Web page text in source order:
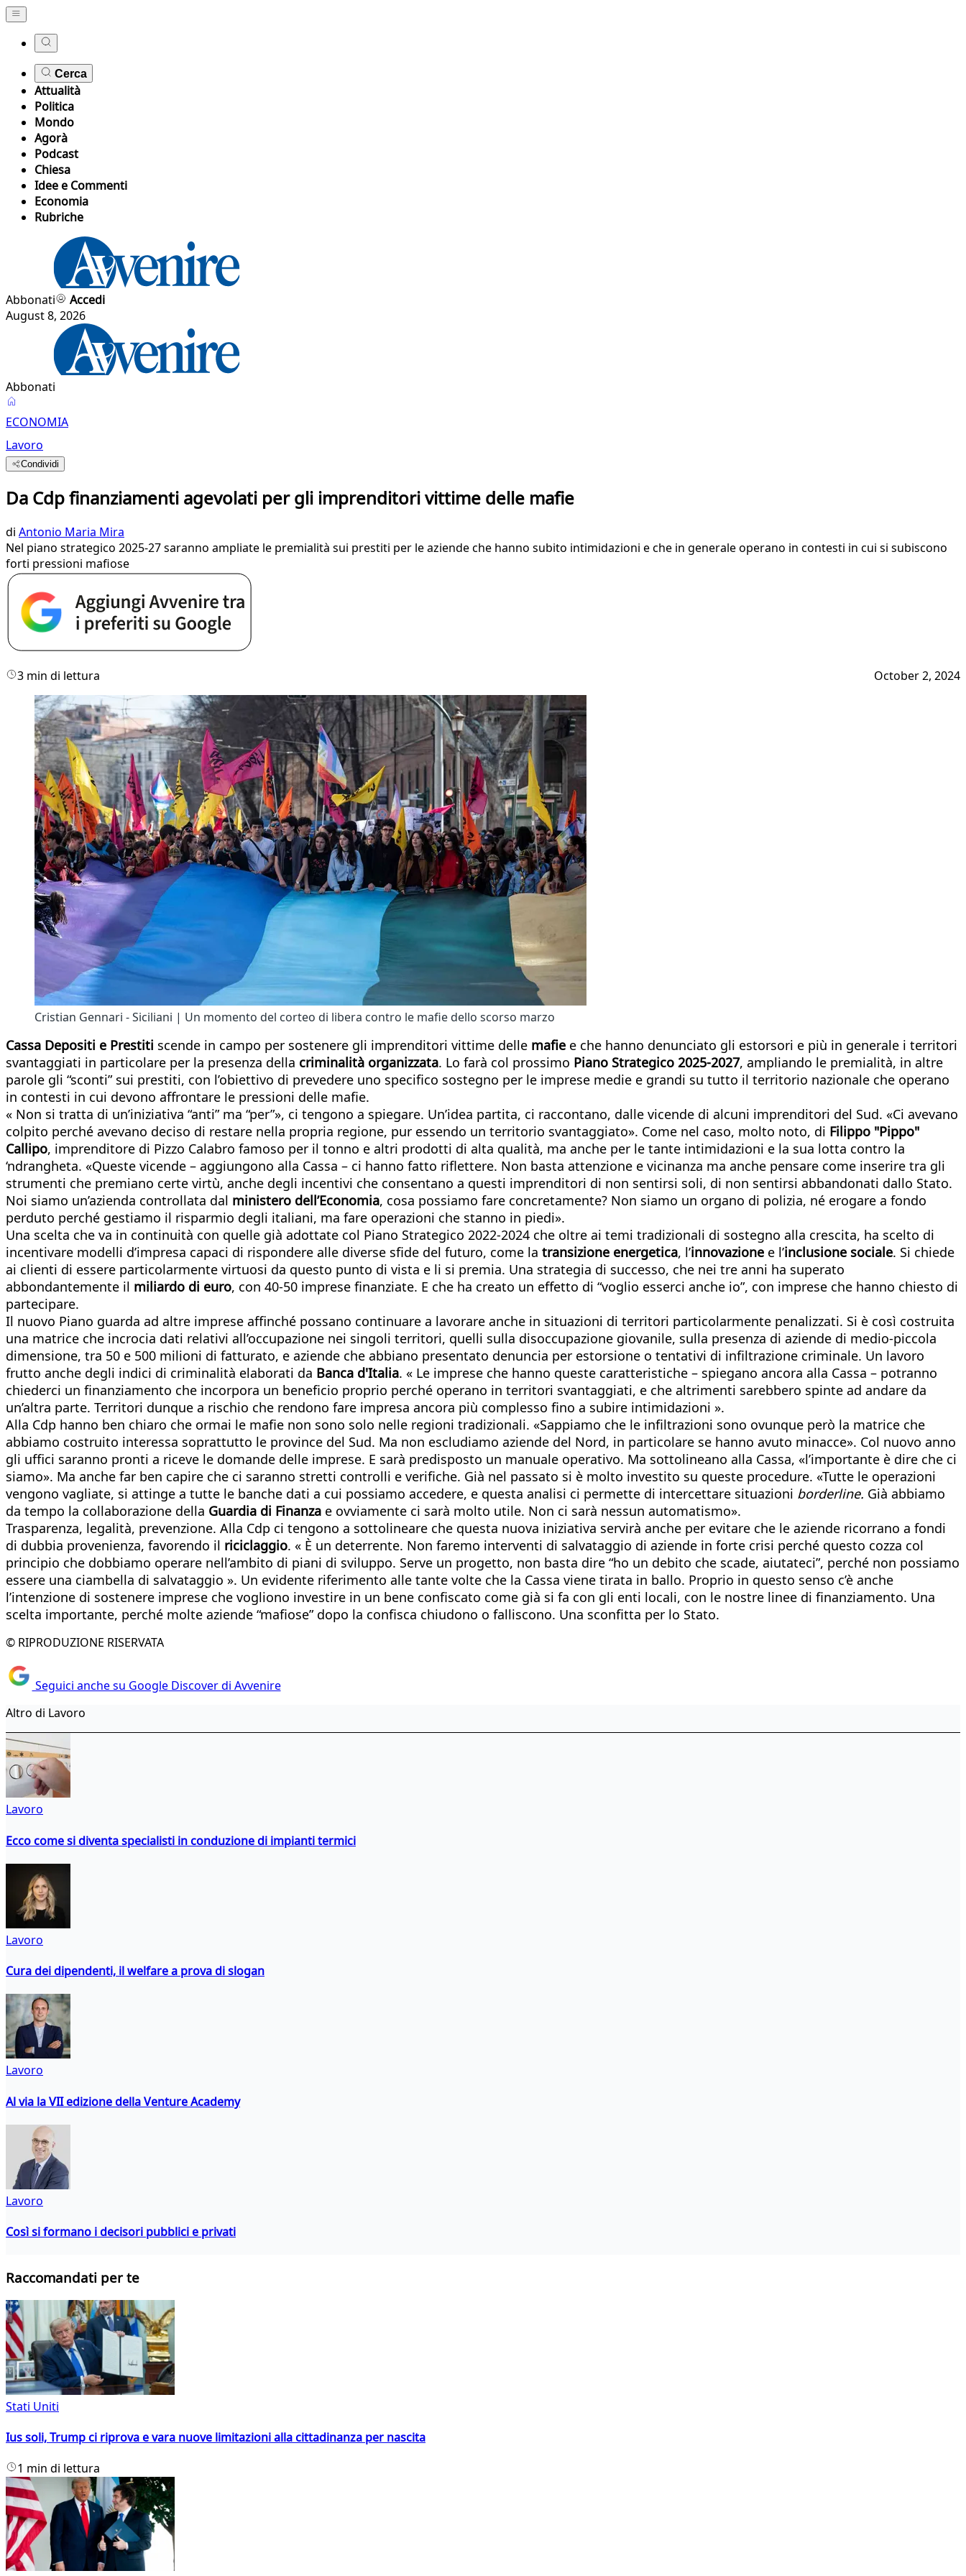
Cerca
Attualità
Politica
Mondo
Agorà
Podcast
Chiesa
Idee e Commenti
Economia
Rubriche
Abbonati
Accedi
August 8, 2026
Abbonati
ECONOMIA
Lavoro
Condividi
Da Cdp finanziamenti agevolati per gli imprenditori vittime delle mafie
di Antonio Maria Mira
Nel piano strategico 2025-27 saranno ampliate le premialità sui prestiti per le aziende che hanno subito intimidazioni e che in generale operano in contesti in cui si subiscono
forti pressioni mafiose
3 min di lettura October 2, 2024
Cristian Gennari - Siciliani | Un momento del corteo di libera contro le mafie dello scorso marzo
Cassa Depositi e Prestiti scende in campo per sostenere gli imprenditori vittime delle mafie e che hanno denunciato gli estorsori e più in generale i territori
svantaggiati in particolare per la presenza della criminalità organizzata. Lo farà col prossimo Piano Strategico 2025-2027, ampliando le premialità, in altre
parole gli “sconti” sui prestiti, con l’obiettivo di prevedere uno specifico sostegno per le imprese medie e grandi su tutto il territorio nazionale che operano
in contesti in cui devono affrontare le pressioni delle mafie.
« Non si tratta di un’iniziativa “anti” ma “per”», ci tengono a spiegare. Un’idea partita, ci raccontano, dalle vicende di alcuni imprenditori del Sud. «Ci avevano
colpito perché avevano deciso di restare nella propria regione, pur essendo un territorio svantaggiato». Come nel caso, molto noto, di Filippo "Pippo"
Callipo, imprenditore di Pizzo Calabro famoso per il tonno e altri prodotti di alta qualità, ma anche per le tante intimidazioni e la sua lotta contro la
‘ndrangheta. «Queste vicende – aggiungono alla Cassa – ci hanno fatto riflettere. Non basta attenzione e vicinanza ma anche pensare come inserire tra gli
strumenti che premiano certe virtù, anche degli incentivi che consentano a questi imprenditori di non sentirsi soli, di non sentirsi abbandonati dallo Stato.
Noi siamo un’azienda controllata dal ministero dell’Economia, cosa possiamo fare concretamente? Non siamo un organo di polizia, né erogare a fondo
perduto perché gestiamo il risparmio degli italiani, ma fare operazioni che stanno in piedi».
Una scelta che va in continuità con quelle già adottate col Piano Strategico 2022-2024 che oltre ai temi tradizionali di sostegno alla crescita, ha scelto di
incentivare modelli d’impresa capaci di rispondere alle diverse sfide del futuro, come la transizione energetica, l’innovazione e l’inclusione sociale. Si chiede
ai clienti di essere particolarmente virtuosi da questo punto di vista e li si premia. Una strategia di successo, che nei tre anni ha superato
abbondantemente il miliardo di euro, con 40-50 imprese finanziate. E che ha creato un effetto di “voglio esserci anche io”, con imprese che hanno chiesto di
partecipare.
Il nuovo Piano guarda ad altre imprese affinché possano continuare a lavorare anche in situazioni di territori particolarmente penalizzati. Si è così costruita
una matrice che incrocia dati relativi all’occupazione nei singoli territori, quelli sulla disoccupazione giovanile, sulla presenza di aziende di medio-piccola
dimensione, tra 50 e 500 milioni di fatturato, e aziende che abbiano presentato denuncia per estorsione o tentativi di infiltrazione criminale. Un lavoro
frutto anche degli indici di criminalità elaborati da Banca d'Italia. « Le imprese che hanno queste caratteristiche – spiegano ancora alla Cassa – potranno
chiederci un finanziamento che incorpora un beneficio proprio perché operano in territori svantaggiati, e che altrimenti sarebbero spinte ad andare da
un’altra parte. Territori dunque a rischio che rendono fare impresa ancora più complesso fino a subire intimidazioni ».
Alla Cdp hanno ben chiaro che ormai le mafie non sono solo nelle regioni tradizionali. «Sappiamo che le infiltrazioni sono ovunque però la matrice che
abbiamo costruito interessa soprattutto le province del Sud. Ma non escludiamo aziende del Nord, in particolare se hanno avuto minacce». Col nuovo anno
gli uffici saranno pronti a riceve le domande delle imprese. E sarà predisposto un manuale operativo. Ma sottolineano alla Cassa, «l’importante è dire che ci
siamo». Ma anche far ben capire che ci saranno stretti controlli e verifiche. Già nel passato si è molto investito su queste procedure. «Tutte le operazioni
vengono vagliate, si attinge a tutte le banche dati a cui possiamo accedere, e questa analisi ci permette di intercettare situazioni borderline. Già abbiamo
da tempo la collaborazione della Guardia di Finanza e ovviamente ci sarà molto utile. Non ci sarà nessun automatismo».
Trasparenza, legalità, prevenzione. Alla Cdp ci tengono a sottolineare che questa nuova iniziativa servirà anche per evitare che le aziende ricorrano a fondi
di dubbia provenienza, favorendo il riciclaggio. « È un deterrente. Non faremo interventi di salvataggio di aziende in forte crisi perché questo cozza col
principio che dobbiamo operare nell’ambito di piani di sviluppo. Serve un progetto, non basta dire “ho un debito che scade, aiutateci”, perché non possiamo
essere una ciambella di salvataggio ». Un evidente riferimento alle tante volte che la Cassa viene tirata in ballo. Proprio in questo senso c’è anche
l’intenzione di sostenere imprese che vogliono investire in un bene confiscato come già si fa con gli enti locali, con le nostre linee di finanziamento. Una
scelta importante, perché molte aziende “mafiose” dopo la confisca chiudono o falliscono. Una sconfitta per lo Stato.
© RIPRODUZIONE RISERVATA
Seguici anche su Google Discover di Avvenire
Altro di Lavoro
Lavoro
Ecco come si diventa specialisti in conduzione di impianti termici
Lavoro
Cura dei dipendenti, il welfare a prova di slogan
Lavoro
Al via la VII edizione della Venture Academy
Lavoro
Così si formano i decisori pubblici e privati
Raccomandati per te
Stati Uniti
Ius soli, Trump ci riprova e vara nuove limitazioni alla cittadinanza per nascita
1 min di lettura